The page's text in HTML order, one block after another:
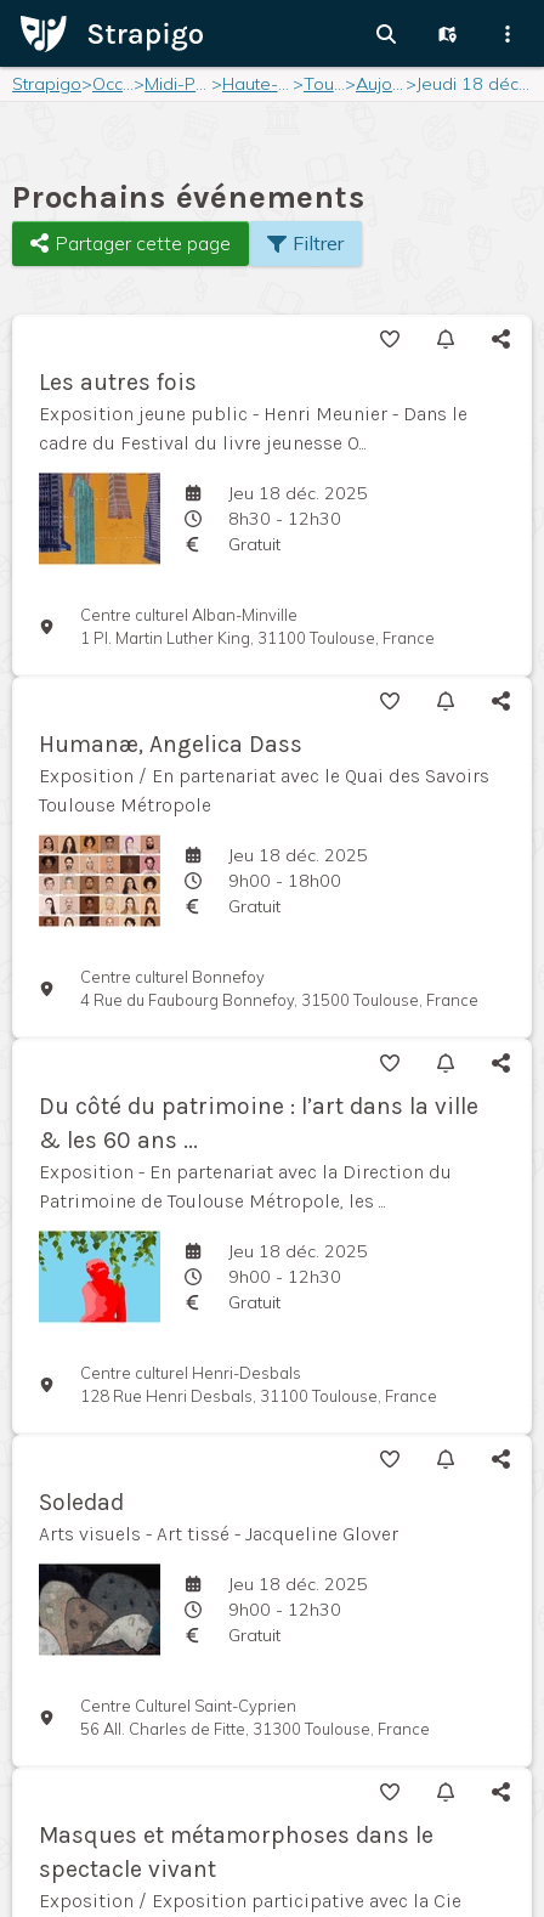
Strapigo> Occitanie> Midi-Pyrénées > Haute-Garonne > Toulouse> Aujourd'hui > Jeudi 18 décembre 2025
Prochains événements
Partager cette page Filtrer
Les autres fois
Exposition jeune public - Henri Meunier - Dans le
cadre du Festival du livre jeunesse O...
Jeu 18 déc. 2025
8h30 - 12h30
Gratuit
Centre culturel Alban-Minville
1 Pl. Martin Luther King, 31100 Toulouse, France
Humanæ, Angelica Dass
Exposition / En partenariat avec le Quai des Savoirs
Toulouse Métropole
Jeu 18 déc. 2025
9h00 - 18h00
Gratuit
Centre culturel Bonnefoy
4 Rue du Faubourg Bonnefoy, 31500 Toulouse, France
Du côté du patrimoine : l’art dans la ville
& les 60 ans ...
Exposition - En partenariat avec la Direction du
Patrimoine de Toulouse Métropole, les ...
Jeu 18 déc. 2025
9h00 - 12h30
Gratuit
Centre culturel Henri-Desbals
128 Rue Henri Desbals, 31100 Toulouse, France
Soledad
Arts visuels - Art tissé - Jacqueline Glover
Jeu 18 déc. 2025
9h00 - 12h30
Gratuit
Centre Culturel Saint-Cyprien
56 All. Charles de Fitte, 31300 Toulouse, France
Masques et métamorphoses dans le
spectacle vivant
Exposition / Exposition participative avec la Cie